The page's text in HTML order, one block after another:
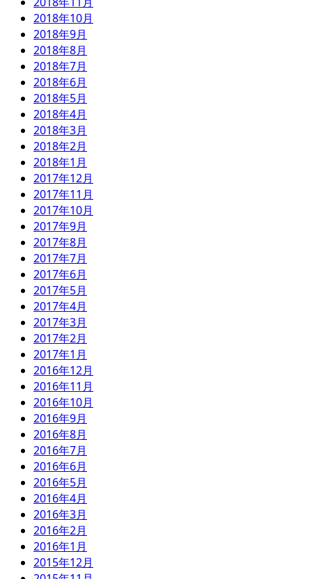
2018年10月
2018年9月
2018年8月
2018年7月
2018年6月
2018年5月
2018年4月
2018年3月
2018年2月
2018年1月
2017年12月
2017年11月
2017年10月
2017年9月
2017年8月
2017年7月
2017年6月
2017年5月
2017年4月
2017年3月
2017年2月
2017年1月
2016年12月
2016年11月
2016年10月
2016年9月
2016年8月
2016年7月
2016年6月
2016年5月
2016年4月
2016年3月
2016年2月
2016年1月
2015年12月